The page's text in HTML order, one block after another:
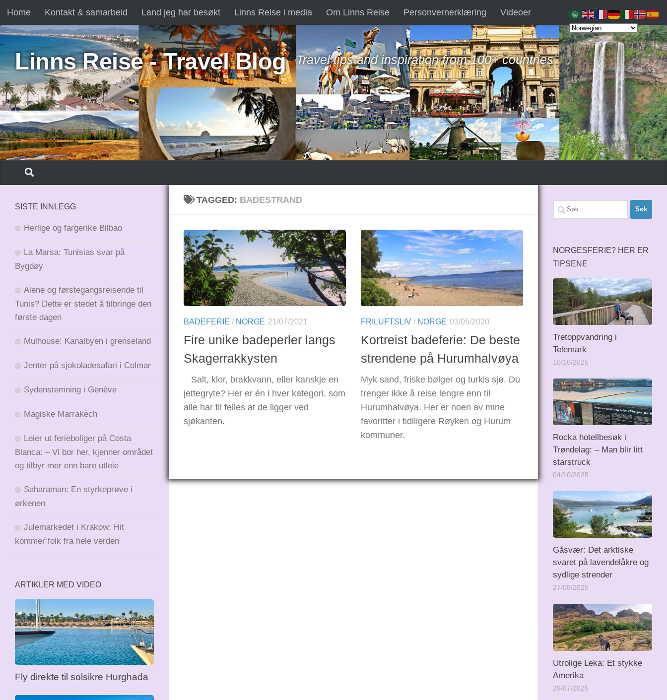
Skip to content
Home Kontakt & samarbeid Land jeg har besøkt Linns Reise i media Om Linns Reise Personvernerklæring Videoer
Linns Reise - Travel Blog Travel tips and inspiration from 100+ countries
TAGGED: BADESTRAND
BADEFERIE / NORGE 21/07/2021
Fire unike badeperler langs
Skagerrakkysten
Salt, klor, brakkvann, eller kanskje en
jettegryte? Her er én i hver kategori, som
alle har til felles at de ligger ved
sjøkanten.
FRILUFTSLIV / NORGE 03/05/2020
Kortreist badeferie: De beste
strendene på Hurumhalvøya
Myk sand, friske bølger og turkis sjø. Du
trenger ikke å reise lengre enn til
Hurumhalvøya. Her er noen av mine
favoritter i tidlligere Røyken og Hurum
kommuner.
SISTE INNLEGG
Herlige og fargerike Bilbao
La Marsa: Tunisias svar på
Bygdøy
Alene og førstegangsreisende til
Tunis? Dette er stedet å tilbringe den
første dagen
Mulhouse: Kanalbyen i grenseland
Jenter på sjokoladesafari i Colmar
Sydenstemning i Genève
Magiske Marrakech
Leier ut ferieboliger på Costa
Blanca: – Vi bor her, kjenner området
og tilbyr mer enn bare utleie
Saharaman: En styrkeprøve i
ørkenen
Julemarkedet i Krakow: Hit
kommer folk fra hele verden
ARTIKLER MED VIDEO
Fly direkte til solsikre Hurghada
Søk
etter:
NORGESFERIE? HER ER
TIPSENE
Tretoppvandring i
Telemark
10/10/2025
Rocka hotellbesøk i
Trøndelag: – Man blir litt
starstruck
04/10/2025
Gåsvær: Det arktiske
svaret på lavendelåkre og
sydlige strender
27/08/2025
Utrolige Leka: Et stykke
Amerika
29/07/2025